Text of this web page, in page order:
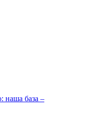
наша база –